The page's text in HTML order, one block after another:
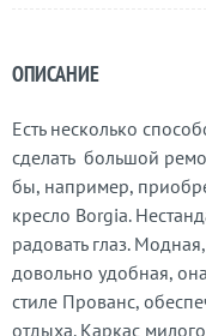
ОПИСАНИЕ
Есть несколько
сделать большой
бы, например,
кресло Borgia.
радовать глаз.
довольно удобная,
стиле Прованс,
отдыха. Каркас